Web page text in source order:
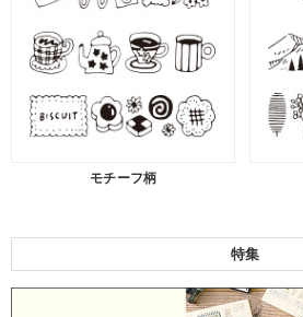
モチーフ柄
特集